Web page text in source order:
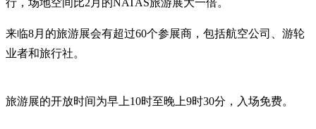
来临8月的旅游展会有超过60个参展商，包括航空公司、游轮
业者和旅行社。
旅游展的开放时间为早上10时至晚上9时30分，入场免费。